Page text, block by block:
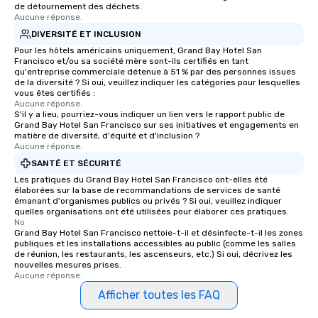
to gather and dine
experienced, and all
remember. Our one-
will reminisce about
experience is
restaurants are within
walking distance of
members a chance to
networking
itinerary. You Get a Dinner and a Show
de détournement des déchets.
Aucune réponse.
DIVERSITÉ ET INCLUSION
Pour les hôtels américains uniquement, Grand Bay Hotel San
Francisco et/ou sa société mère sont-ils certifiés en tant
qu'entreprise commerciale détenue à 51 % par des personnes issues
de la diversité ? Si oui, veuillez indiquer les catégories pour lesquelles
vous êtes certifiés :
Aucune réponse.
S'il y a lieu, pourriez-vous indiquer un lien vers le rapport public de
Grand Bay Hotel San Francisco sur ses initiatives et engagements en
matière de diversité, d'équité et d'inclusion ?
Aucune réponse.
SANTÉ ET SÉCURITÉ
Les pratiques du Grand Bay Hotel San Francisco ont-elles été
élaborées sur la base de recommandations de services de santé
émanant d'organismes publics ou privés ? Si oui, veuillez indiquer
quelles organisations ont été utilisées pour élaborer ces pratiques.
No
Grand Bay Hotel San Francisco nettoie-t-il et désinfecte-t-il les zones
publiques et les installations accessibles au public (comme les salles
de réunion, les restaurants, les ascenseurs, etc.) Si oui, décrivez les
nouvelles mesures prises.
Aucune réponse.
Afficher toutes les FAQ